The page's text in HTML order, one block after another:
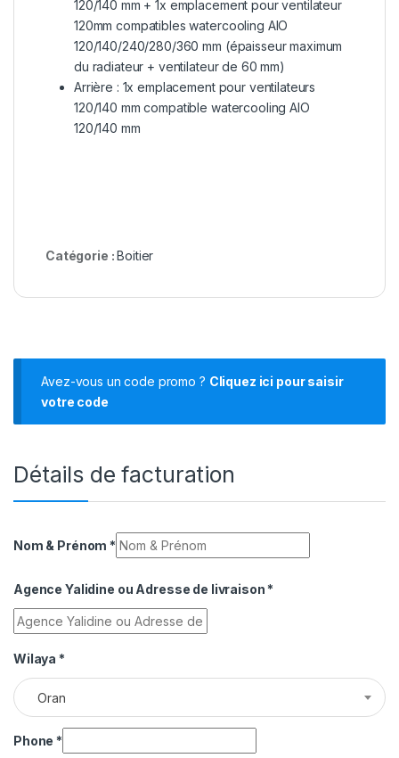
120/140 mm + 1x emplacement pour ventilateur
120mm compatibles watercooling AIO
120/140/240/280/360 mm (épaisseur maximum
du radiateur + ventilateur de 60 mm)
Arrière : 1x emplacement pour ventilateurs
120/140 mm compatible watercooling AIO
120/140 mm
Catégorie :Boitier
Avez-vous un code promo ? Cliquez ici pour saisir
votre code
Détails de facturation
Nom & Prénom *
Agence Yalidine ou Adresse de livraison *
Wilaya *
Oran
Phone *